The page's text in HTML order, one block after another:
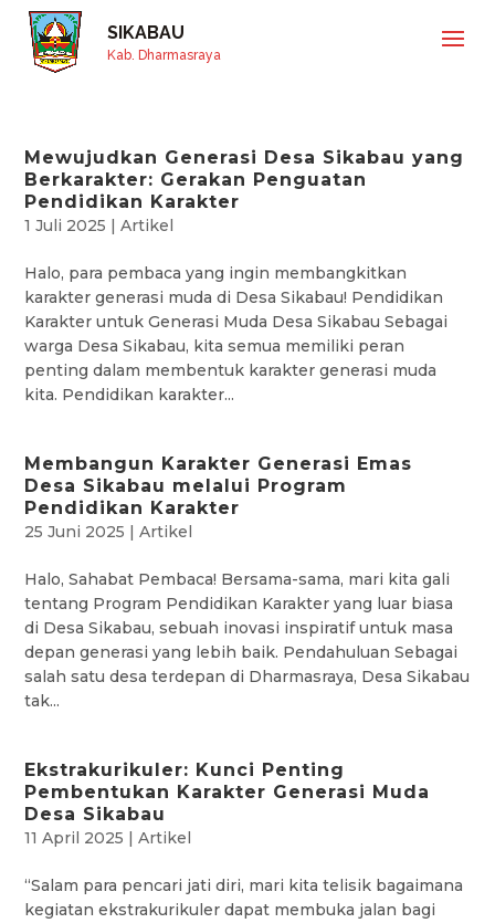
SIKABAU
Kab. Dharmasraya
Mewujudkan Generasi Desa Sikabau yang
Berkarakter: Gerakan Penguatan
Pendidikan Karakter
1 Juli 2025 |Artikel
Halo, para pembaca yang ingin membangkitkan
karakter generasi muda di Desa Sikabau! Pendidikan
Karakter untuk Generasi Muda Desa Sikabau Sebagai
warga Desa Sikabau, kita semua memiliki peran
penting dalam membentuk karakter generasi muda
kita. Pendidikan karakter...
Membangun Karakter Generasi Emas
Desa Sikabau melalui Program
Pendidikan Karakter
25 Juni 2025 |Artikel
Halo, Sahabat Pembaca! Bersama-sama, mari kita gali
tentang Program Pendidikan Karakter yang luar biasa
di Desa Sikabau, sebuah inovasi inspiratif untuk masa
depan generasi yang lebih baik. Pendahuluan Sebagai
salah satu desa terdepan di Dharmasraya, Desa Sikabau
tak...
Ekstrakurikuler: Kunci Penting
Pembentukan Karakter Generasi Muda
Desa Sikabau
11 April 2025 |Artikel
“Salam para pencari jati diri, mari kita telisik bagaimana
kegiatan ekstrakurikuler dapat membuka jalan bagi